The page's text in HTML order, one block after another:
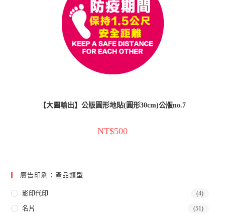
【大圖輸出】公版圓形地貼(圓形30cm)公版no.7
NT$500
廣告印刷：產品類型
影印代印 (4)
名片 (51)